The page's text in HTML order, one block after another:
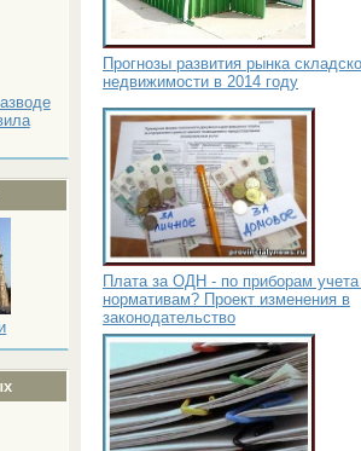
Прогнозы развития рынка
недвижимости в 2014 году
Плата за ОДН - по приборам
нормативам? Проект изменения в
законодательство